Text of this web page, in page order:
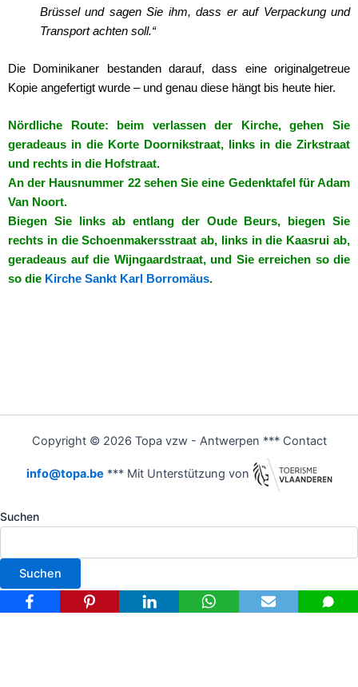
Brüssel und sagen Sie ihm, dass er auf Verpackung und
Transport achten soll.“
Die Dominikaner bestanden darauf, dass eine originalgetreue
Kopie angefertigt wurde – und genau diese hängt bis heute hier.
Nördliche Route: beim verlassen der Kirche, gehen Sie
geradeaus in die Korte Doornikstraat, links in die Zirkstraat
und rechts in die Hofstraat.
An der Hausnummer 22 sehen Sie eine Gedenktafel für Adam
Van Noort.
Biegen Sie links ab entlang der Oude Beurs, biegen Sie
rechts in die Schoenmakersstraat ab, links in die Kaasrui ab,
geradeaus auf die Wijngaardstraat, und Sie erreichen so die
so die Kirche Sankt Karl Borromäus.
Copyright © 2026 Topa vzw - Antwerpen *** Contact
info@topa.be *** Mit Unterstützung von
Suchen
Suchen